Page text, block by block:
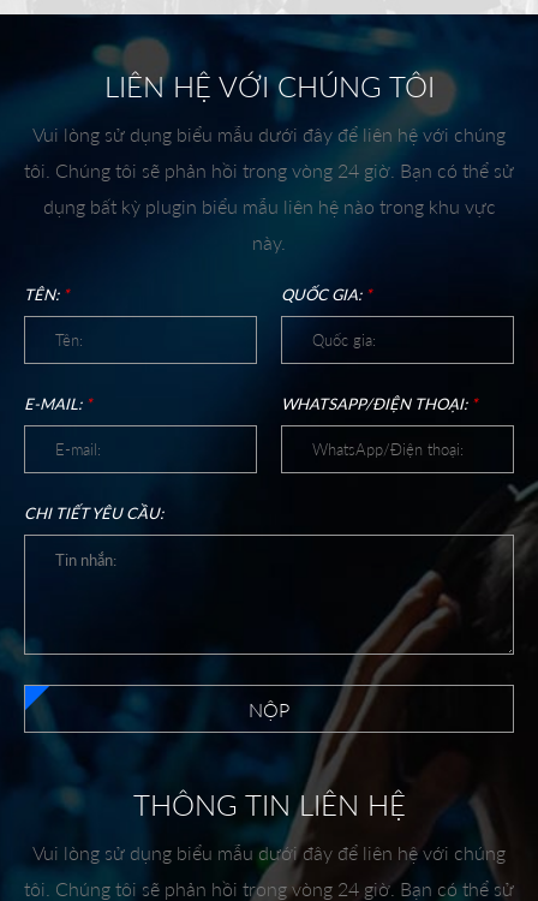
LIÊN HỆ VỚI CHÚNG TÔI
Vui lòng sử dụng biểu mẫu dưới đây để liên hệ với chúng
tôi. Chúng tôi sẽ phản hồi trong vòng 24 giờ. Bạn có thể sử
dụng bất kỳ plugin biểu mẫu liên hệ nào trong khu vực
này.
TÊN: * QUỐC GIA: *
E-MAIL: * WHATSAPP/ĐIỆN THOẠI: *
CHI TIẾT YÊU CẦU:
NỘP
THÔNG TIN LIÊN HỆ
Vui lòng sử dụng biểu mẫu dưới đây để liên hệ với chúng
tôi. Chúng tôi sẽ phản hồi trong vòng 24 giờ. Bạn có thể sử